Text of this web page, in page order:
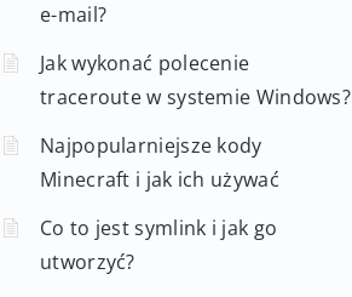
e-mail?
Jak wykonać polecenie
traceroute w systemie Windows?
Najpopularniejsze kody
Minecraft i jak ich używać
Co to jest symlink i jak go
utworzyć?